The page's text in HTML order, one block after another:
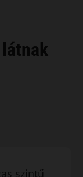
szintű